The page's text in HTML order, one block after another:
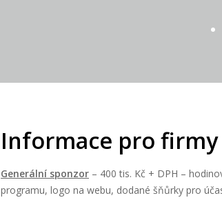
Informace pro firmy
Generální sponzor – 400 tis. Kč + DPH –
programu, logo na webu, dodané šňůrky pro